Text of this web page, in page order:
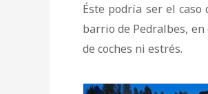
Éste podría ser el caso
barrio de Pedralbes,
de coches ni estrés.